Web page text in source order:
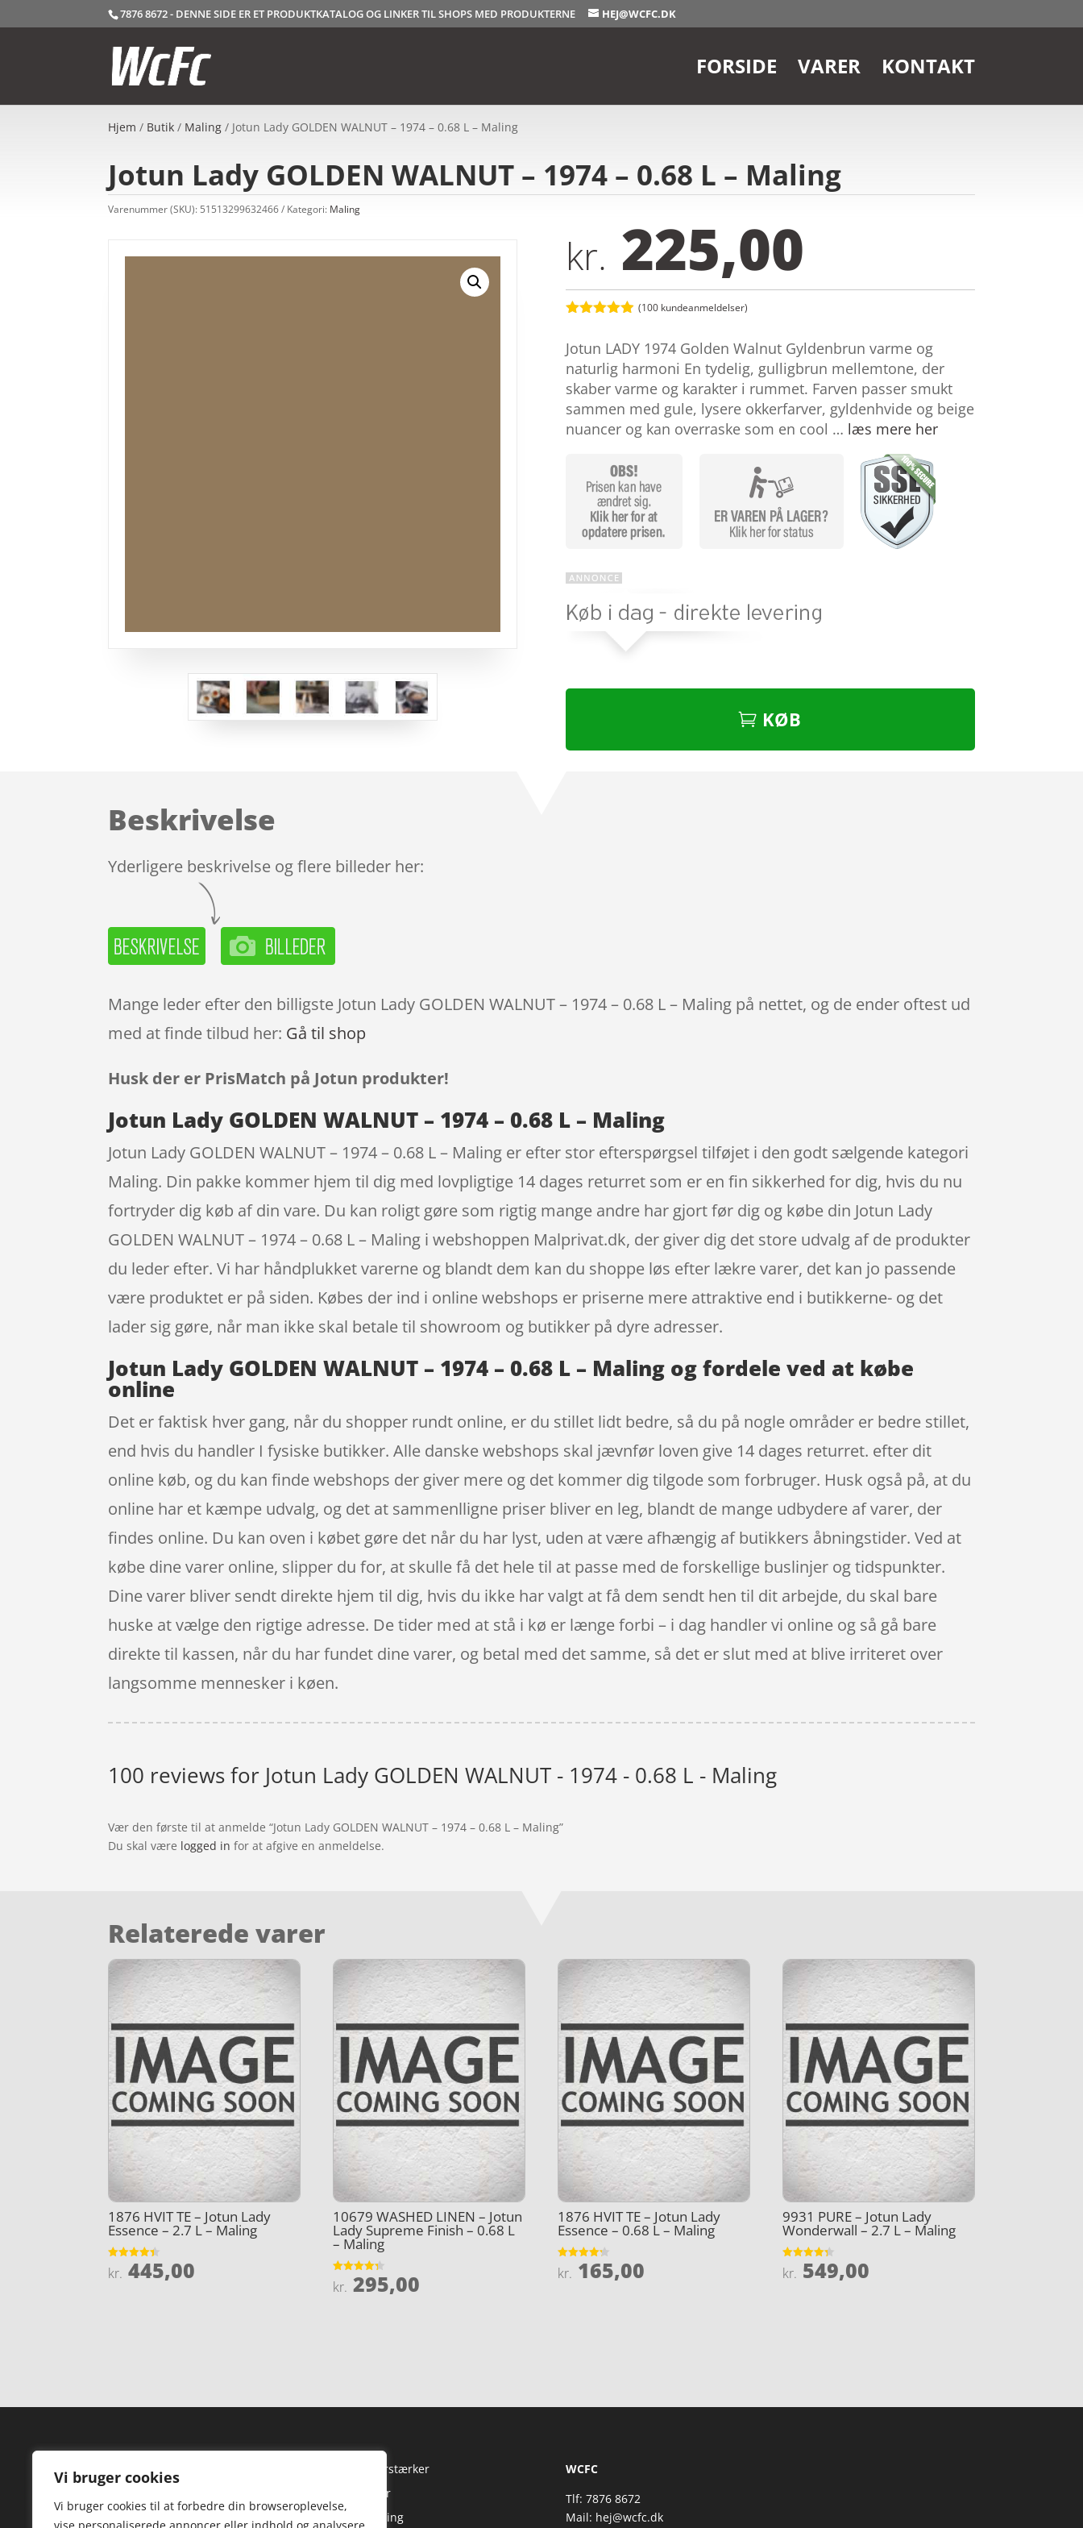
Vi bruger cookies
Vi bruger cookies til at forbedre din browseroplevelse,
7876 8672 - DENNE SIDE ER ET PRODUKTKATALOG OG LINKER TIL SHOPS MED PRODUKTERNE HEJ@WCFC.DK
FORSIDE VARER KONTAKT
Hjem / Butik / Maling / Jotun Lady GOLDEN WALNUT – 1974 – 0.68 L – Maling
Jotun Lady GOLDEN WALNUT – 1974 – 0.68 L – Maling
Varenummer (SKU): 51513299632466 Kategori: Maling
kr. 225,00
ud af 5
baseret på
kundebedøm
melser
(100kundeanmeldelser)
Jotun LADY 1974 Golden Walnut Gyldenbrun varme og
naturlig harmoni En tydelig, gulligbrun mellemtone, der
skaber varme og karakter i rummet. Farven passer smukt
sammen med gule, lysere okkerfarver, gyldenhvide og beige
nuancer og kan overraske som en cool … læs mere her
KØB
Beskrivelse
Yderligere beskrivelse og flere billeder her:
Mange leder efter den billigste Jotun Lady GOLDEN WALNUT – 1974 – 0.68 L – Maling på nettet, og de ender oftest ud
med at finde tilbud her: Gå til shop
Husk der er PrisMatch på Jotun produkter!
Jotun Lady GOLDEN WALNUT – 1974 – 0.68 L – Maling
Jotun Lady GOLDEN WALNUT – 1974 – 0.68 L – Maling er efter stor efterspørgsel tilføjet i den godt sælgende kategori
Maling. Din pakke kommer hjem til dig med lovpligtige 14 dages returret som er en fin sikkerhed for dig, hvis du nu
fortryder dig køb af din vare. Du kan roligt gøre som rigtig mange andre har gjort før dig og købe din Jotun Lady
GOLDEN WALNUT – 1974 – 0.68 L – Maling i webshoppen Malprivat.dk, der giver dig det store udvalg af de produkter
du leder efter. Vi har håndplukket varerne og blandt dem kan du shoppe løs efter lækre varer, det kan jo passende
være produktet er på siden. Købes der ind i online webshops er priserne mere attraktive end i butikkerne- og det
lader sig gøre, når man ikke skal betale til showroom og butikker på dyre adresser.
Jotun Lady GOLDEN WALNUT – 1974 – 0.68 L – Maling og fordele ved at købe
online
Det er faktisk hver gang, når du shopper rundt online, er du stillet lidt bedre, så du på nogle områder er bedre stillet,
end hvis du handler I fysiske butikker. Alle danske webshops skal jævnfør loven give 14 dages returret. efter dit
online køb, og du kan finde webshops der giver mere og det kommer dig tilgode som forbruger. Husk også på, at du
online har et kæmpe udvalg, og det at sammenlligne priser bliver en leg, blandt de mange udbydere af varer, der
findes online. Du kan oven i købet gøre det når du har lyst, uden at være afhængig af butikkers åbningstider. Ved at
købe dine varer online, slipper du for, at skulle få det hele til at passe med de forskellige buslinjer og tidspunkter.
Dine varer bliver sendt direkte hjem til dig, hvis du ikke har valgt at få dem sendt hen til dit arbejde, du skal bare
huske at vælge den rigtige adresse. De tider med at stå i kø er længe forbi – i dag handler vi online og så gå bare
direkte til kassen, når du har fundet dine varer, og betal med det samme, så det er slut med at blive irriteret over
langsomme mennesker i køen.
100 reviews for Jotun Lady GOLDEN WALNUT - 1974 - 0.68 L - Maling
Vær den første til at anmelde “Jotun Lady GOLDEN WALNUT – 1974 – 0.68 L – Maling”
Du skal være logged in for at afgive en anmeldelse.
Relaterede varer
1876 HVIT TE – Jotun Lady
Essence – 2.7 L – Maling
Vurderet
4.4
kr. 445,00
10679 WASHED LINEN – Jotun
Lady Supreme Finish – 0.68 L
– Maling
Vurderet
4.3
kr. 295,00
1876 HVIT TE – Jotun Lady
Essence – 0.68 L – Maling
Vurderet
4.2
kr. 165,00
9931 PURE – Jotun Lady
Wonderwall – 2.7 L – Maling
Vurderet
4.3
kr. 549,00
Forside
Kontakt
HiFi Forstærker
Højtaler
Streaming
WCFC
Tlf: 7876 8672
Mail: hej@wcfc.dk